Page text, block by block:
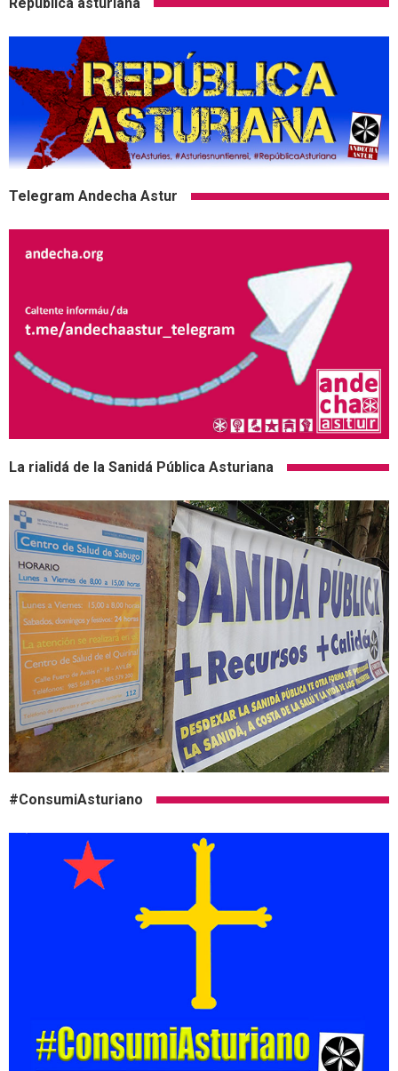
Telegram Andecha Astur
La rialidá de la Sanidá Pública Asturiana
#ConsumiAsturiano